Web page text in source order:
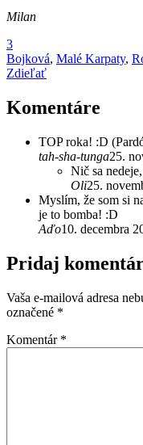
Milan
3
Bojková, Malé Karpaty,
Zdieľať
Komentáre
TOP roka! :D
tah-sha-tunga25.
Nič sa
Oli25.
Myslím, že som si
je to bomba! :D
Aďo10. decembra
Pridaj
Vaša e-mailová adresa
označené *
Komentár *